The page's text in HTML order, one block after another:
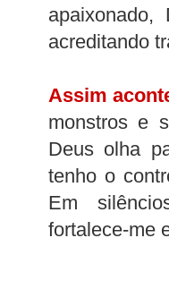
acreditando
Assim
monstros e
Deus olha
tenho o
Em
fortalece-me